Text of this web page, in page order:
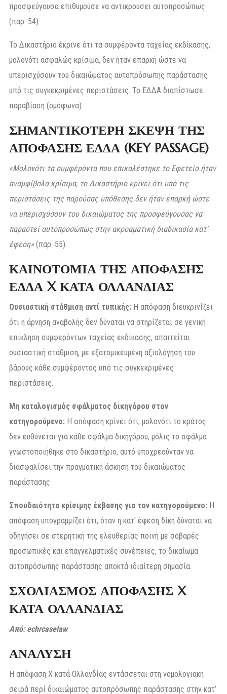
προσφεύγουσα επιθυμούσε να αντικρούσει αυτοπροσώπως
(παρ. 54).
Το Δικαστήριο έκρινε ότι τα συμφέροντα ταχείας εκδίκασης,
μολονότι ασφαλώς κρίσιμα, δεν ήταν επαρκή ώστε να
υπερισχύσουν του δικαιώματος αυτοπρόσωπης παράστασης
υπό τις συγκεκριμένες περιστάσεις. Το ΕΔΔΑ διαπίστωσε
παραβίαση (ομόφωνα).
ΣΗΜΑΝΤΙΚΟΤΕΡΗ ΣΚΕΨΗ ΤΗΣ
ΑΠΟΦΑΣΗΣ ΕΔΔΑ (KEY PASSAGE)
«Μολονότι τα συμφέροντα που επικαλέστηκε το Εφετείο ήταν
αναμφίβολα κρίσιμα, το Δικαστήριο κρίνει ότι υπό τις
περιστάσεις της παρούσας υπόθεσης δεν ήταν επαρκή ώστε
να υπερισχύσουν του δικαιώματος της προσφεύγουσας να
παραστεί αυτοπροσώπως στην ακροαματική διαδικασία κατ’
έφεση» (παρ. 55).
ΚΑΙΝΟΤΟΜΙΑ ΤΗΣ ΑΠΟΦΑΣΗΣ
ΕΔΔΑ X ΚΑΤΑ ΟΛΛΑΝΔΙΑΣ
Ουσιαστική στάθμιση αντί τυπικής: Η απόφαση διευκρινίζει
ότι η άρνηση αναβολής δεν δύναται να στηρίζεται σε γενική
επίκληση συμφερόντων ταχείας εκδίκασης, απαιτείται
ουσιαστική στάθμιση, με εξατομικευμένη αξιολόγηση του
βάρους κάθε συμφέροντος υπό τις συγκεκριμένες
περιστάσεις.
Μη καταλογισμός σφάλματος δικηγόρου στον
κατηγορούμενο: Η απόφαση κρίνει ότι, μολονότι το κράτος
δεν ευθύνεται για κάθε σφάλμα δικηγόρου, μόλις το σφάλμα
γνωστοποιήθηκε στο δικαστήριο, αυτό υποχρεούνταν να
διασφαλίσει την πραγματική άσκηση του δικαιώματος
παράστασης.
Σπουδαιότητα κρίσιμης έκβασης για τον κατηγορούμενο: Η
απόφαση υπογραμμίζει ότι, όταν η κατ’ έφεση δίκη δύναται να
οδηγήσει σε στερητική της ελευθερίας ποινή με σοβαρές
προσωπικές και επαγγελματικές συνέπειες, το δικαίωμα
αυτοπρόσωπης παράστασης αποκτά ιδιαίτερη σημασία.
ΣΧΟΛΙΑΣΜΟΣ ΑΠΟΦΑΣΗΣ X
ΚΑΤΑ ΟΛΛΑΝΔΙΑΣ
Από: echrcaselaw
ΑΝΑΛΥΣΗ
Η απόφαση X κατά Ολλανδίας εντάσσεται στη νομολογιακή
σειρά περί δικαιώματος αυτοπρόσωπης παράστασης στην κατ’